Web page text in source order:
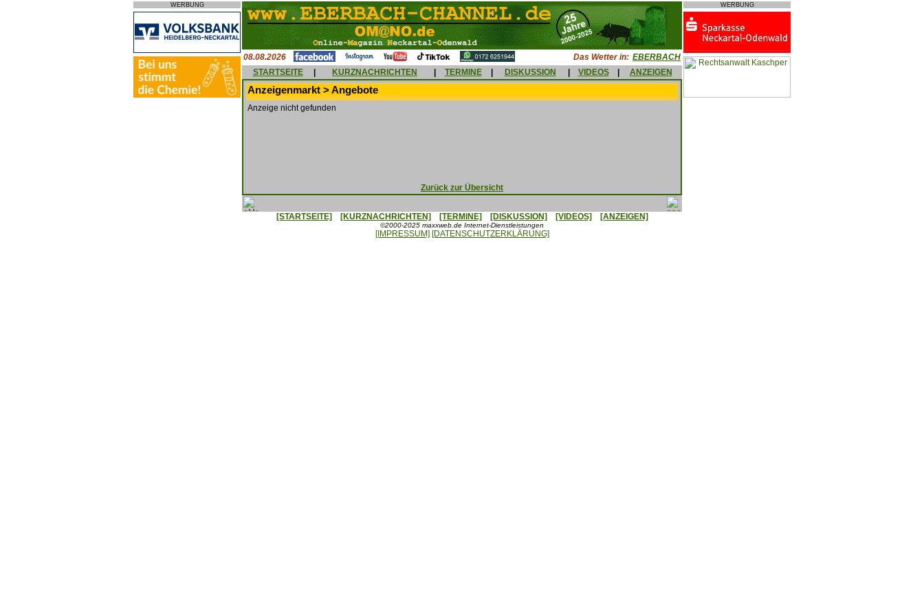
WERBUNG
08.08.2026 Das Wetter in: EBERBACH
STARTSEITE
KURZNACHRICHTEN TERMINE DISKUSSION VIDEOS ANZEIGEN
Anzeigenmarkt > Angebote
Anzeige nicht gefunden
Zurück zur Übersicht
[STARTSEITE] [KURZNACHRICHTEN] [TERMINE] [DISKUSSION] [VIDEOS] [ANZEIGEN]
©2000-2025 maxxweb.de Internet-Dienstleistungen
[IMPRESSUM] [DATENSCHUTZERKLÄRUNG]
WERBUNG